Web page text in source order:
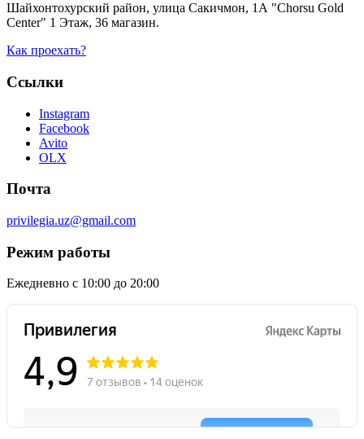
Шайхонтохурский район, улица Сакичмон, 1А "Chorsu Gold
Center" 1 Этаж, 36 магазин.
Как проехать?
Ссылки
Instagram
Facebook
Avito
OLX
Почта
privilegia.uz@gmail.com
Режим работы
Ежедневно с 10:00 до 20:00